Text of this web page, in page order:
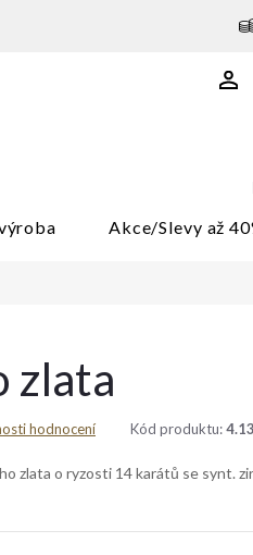
Akce/Slevy až
zlata
hodnocení Kód produktu:
zlata o ryzosti 14 karátů se synt.